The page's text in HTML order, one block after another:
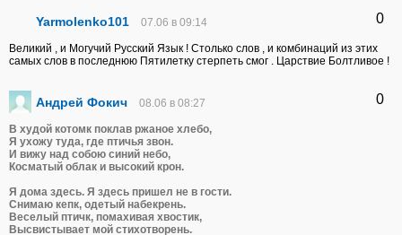
Yarmolenko101 07.06 в 09:14 0
Великий , и Могучий Русский Язык ! Столько слов , и комбинаций из этих
самых слов в последнюю Пятилетку стерпеть смог . Царствие Болтливое !
Андрей Фокич 08.06 в 08:27 0
В худой котомк поклав ржаное хлебо,
Я ухожу туда, где птичья звон.
И вижу над собою синий небо,
Косматый облак и высокий крон.
Я дома здесь. Я здесь пришел не в гости.
Снимаю кепк, одетый набекрень.
Веселый птичк, помахивая хвостик,
Высвистывает мой стихотворень.